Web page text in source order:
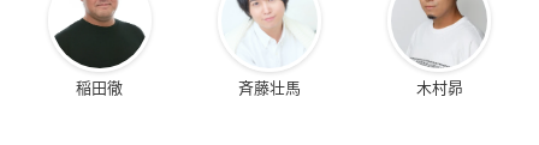
稲田徹 斉藤壮馬 木村昴